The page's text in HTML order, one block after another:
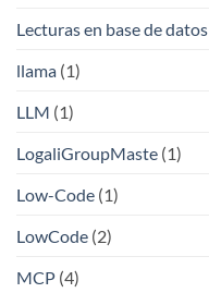
Lecturas en base de datos
llama (1)
LLM (1)
LogaliGroupMaste (1)
Low-Code (1)
LowCode (2)
MCP (4)